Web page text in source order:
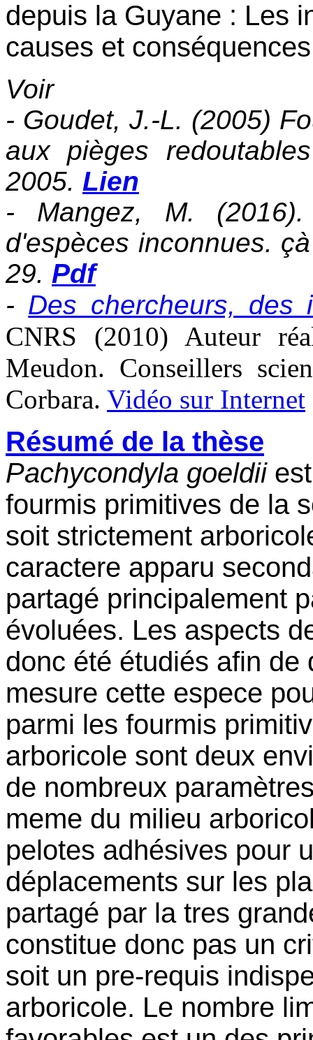
depuis la Guyane : Les
causes et
Voir
- Goudet, J.-L. (2005)
aux pièges
2005. Lien
- Mangez, M.
d'espèces inconnues.
29. Pdf
- Des chercheurs, des
CNRS (2010) Auteur
Meudon. Conseillers
Corbara. Vidéo sur Internet
Résumé de la thèse
Pachycondyla goeldiiest
fourmis primitives de la
soit strictement
caractere apparu
partagé principalement
évoluées. Les aspects
donc été étudiés afin de
mesure cette espece
parmi les fourmis
arboricole sont deux
de nombreux
meme du milieu
pelotes adhésives pour
déplacements sur les
partagé par la tres
constitue donc pas un
soit un pre-requis
arboricole. Le nombre